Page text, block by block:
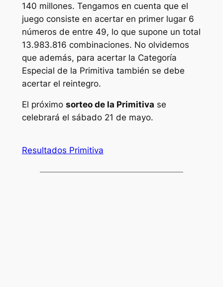
140 millones. Tengamos en cuenta que el
juego consiste en acertar en primer lugar 6
números de entre 49, lo que supone un total
13.983.816 combinaciones. No olvidemos
que además, para acertar la Categoría
Especial de la Primitiva también se debe
acertar el reintegro.
El próximo sorteo de la Primitiva se
celebrará el sábado 21 de mayo.
Resultados Primitiva